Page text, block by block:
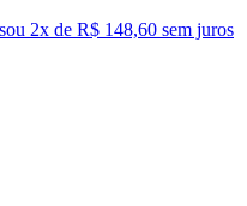
ou 2x de R$ 148,60 sem juros